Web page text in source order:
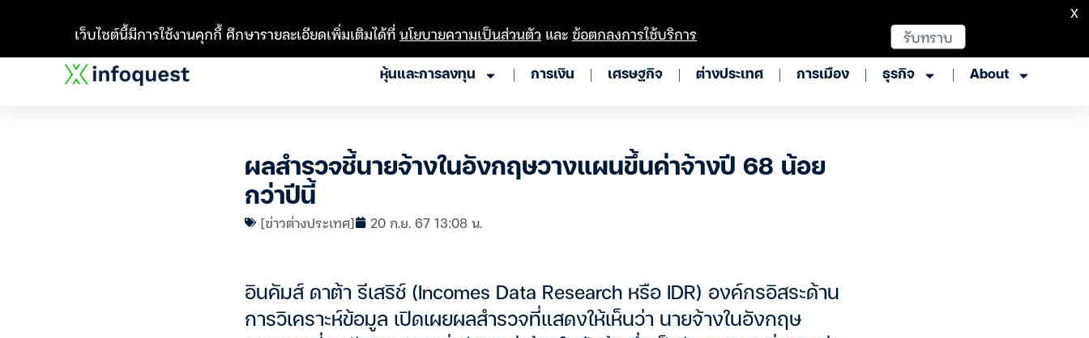
หุ้นและการลงทุน การเงิน เศรษฐกิจ ต่างประเทศ การเมือง ธุรกิจ About
ผลสำรวจชี้นายจ้างในอังกฤษวางแผนขึ้นค่าจ้างปี 68 น้อย
กว่าปีนี้
[ข่าวต่างประเทศ] 20 ก.ย. 67 13:08 น.
อินคัมส์ ดาต้า รีเสริช์ (Incomes Data Research หรือ IDR) องค์กรอิสระด้าน
การวิเคราะห์ข้อมูล เปิดเผยผลสำรวจที่แสดงให้เห็นว่า นายจ้างในอังกฤษ
เว็บไซต์นี้มีการใช้งานคุกกี้ ศึกษารายละเอียดเพิ่มเติมได้ที่นโยบายความเป็นส่วนตัว และข้อตกลงการใช้บริการ รับทราบ
X